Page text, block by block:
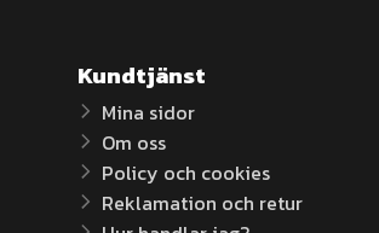
Kundtjänst
Mina sidor
Om oss
Policy och cookies
Reklamation och retur